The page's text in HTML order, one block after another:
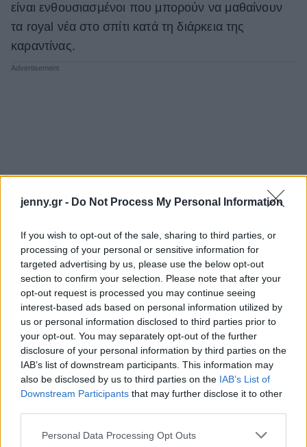
jenny.gr - Do Not Process My Personal Information
If you wish to opt-out of the sale, sharing to third parties, or
processing of your personal or sensitive information for
targeted advertising by us, please use the below opt-out
section to confirm your selection. Please note that after your
opt-out request is processed you may continue seeing
interest-based ads based on personal information utilized by
us or personal information disclosed to third parties prior to
your opt-out. You may separately opt-out of the further
disclosure of your personal information by third parties on the
IAB’s list of downstream participants. This information may
also be disclosed by us to third parties on the IAB’s List of
Downstream Participants that may further disclose it to other
Please note that this website/app uses one or more Google
Personal Data Processing Opt Outs
είναι ενθουσιασμένοι που μπορούν να μαθαίνουν
τα royal νέα στο σπίτι κατά τη διάρκεια της
καραντίνας.